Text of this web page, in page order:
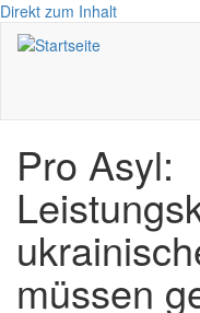
Direkt zum Inhalt
Pro Asyl:
müssen